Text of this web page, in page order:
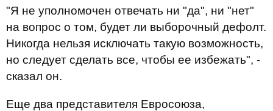
"Я не уполномочен отвечать ни "да", ни "нет"
на вопрос о том, будет ли выборочный дефолт.
Никогда нельзя исключать такую возможность,
но следует сделать все, чтобы ее избежать", -
сказал он.
Еще два представителя Евросоюза,